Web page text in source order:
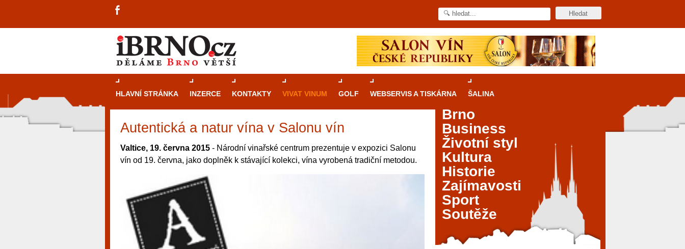
HLAVNÍ STRÁNKA INZERCE KONTAKTY VIVAT VINUM GOLF WEBSERVIS A TISKÁRNA ŠALINA
Autentická a natur vína v Salonu vín
Valtice, 19. června 2015 - Národní vinařské centrum prezentuje v expozici Salonu
vín od 19. června, jako doplněk k stávající kolekci, vína vyrobená tradiční metodou.
Průvodcekasinovými hrami v Brně: Od
rulety po video automaty
Brno je městem známým pro zajímavé památky, skvělé
restaurace, divadla a univerzity. Mimo jiné je ale také
návštěvníky, tak pro příležitostné hráče. V...
Brno
Business
Životní styl
Kultura
Historie
Zajímavosti
Sport
Soutěže